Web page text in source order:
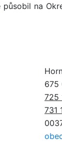
na
675
725
731